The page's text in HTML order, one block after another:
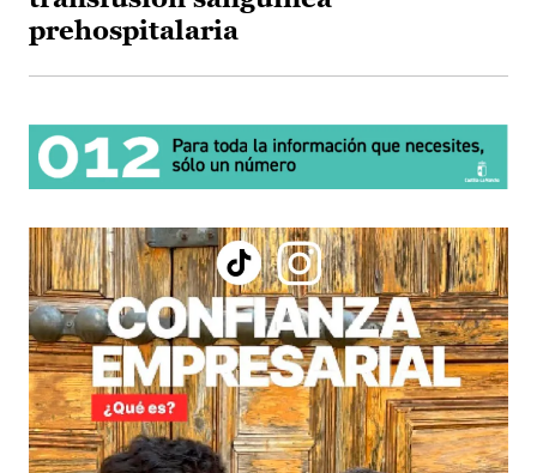
prehospitalaria